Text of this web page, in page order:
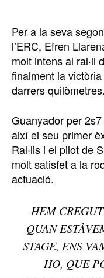
Per a la seva
l’ERC, Efren
molt intens al ral·li
finalment la
darrers quilòmetres.
Guanyador per
així el seu primer
Ral·lis i el pilot de
molt satisfet a la
actuació.
HEM
QUAN
STAGE, ENS
HO, QUE